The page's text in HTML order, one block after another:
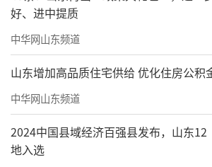
好、进中提质
中华网山东频道
山东增加高品质住宅供给 优化住房公积
中华网山东频道
2024中国县域经济百强县发布，山东12
地入选